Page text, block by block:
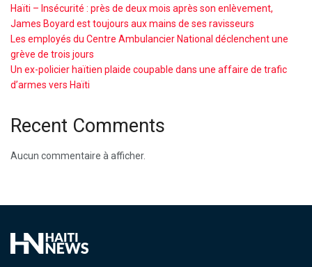
Haïti – Insécurité : près de deux mois après son enlèvement,
James Boyard est toujours aux mains de ses ravisseurs
Les employés du Centre Ambulancier National déclenchent une
grève de trois jours
Un ex-policier haïtien plaide coupable dans une affaire de trafic
d’armes vers Haïti
Recent Comments
Aucun commentaire à afficher.